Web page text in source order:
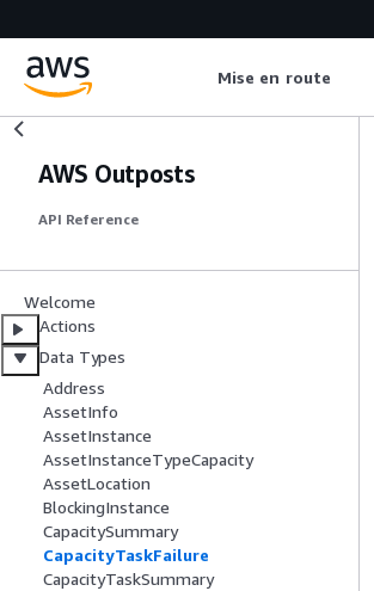
Mise en route
AWS Outposts
API Reference
Welcome
Actions
Data Types
Address
AssetInfo
AssetInstance
AssetInstanceTypeCapacity
AssetLocation
BlockingInstance
CapacitySummary
CapacityTaskFailure
CapacityTaskSummary